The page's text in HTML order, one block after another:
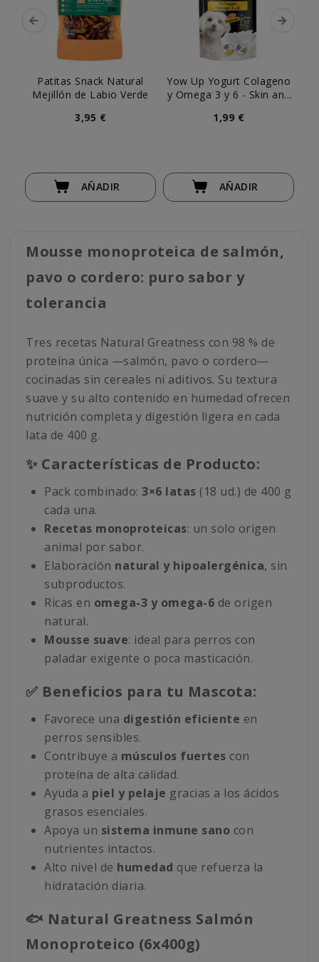
Patitas Snack Natural
Mejillón de Labio Verde
3,95 €
AÑADIR
Yow Up Yogurt Colageno
y Omega 3 y 6 - Skin and
1,99 €
AÑADIR
Mousse monoproteica de salmón,
pavo o cordero: puro sabor y
tolerancia
Tres recetas Natural Greatness con 98 % de
proteína única —salmón, pavo o cordero—
cocinadas sin cereales ni aditivos. Su textura
suave y su alto contenido en humedad ofrecen
nutrición completa y digestión ligera en cada
lata de 400 g.
✨ Características de Producto:
Pack combinado: 3×6 latas (18 ud.) de 400 g
cada una.
Recetas monoproteicas: un solo origen
animal por sabor.
Elaboración natural y hipoalergénica, sin
subproductos.
Ricas en omega-3 y omega-6 de origen
natural.
Mousse suave: ideal para perros con
paladar exigente o poca masticación.
✅ Beneficios para tu Mascota:
Favorece una digestión eficiente en
perros sensibles.
Contribuye a músculos fuertes con
proteína de alta calidad.
Ayuda a piel y pelaje gracias a los ácidos
grasos esenciales.
Apoya un sistema inmune sano con
nutrientes intactos.
Alto nivel de humedad que refuerza la
hidratación diaria.
🐟 Natural Greatness Salmón
Monoproteico (6x400g)